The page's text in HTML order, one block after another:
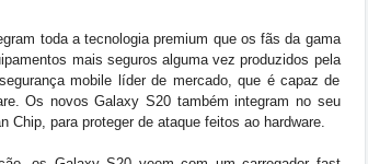
toda a tecnologia premium que os fãs da gama
mais seguros alguma vez produzidos pela
mobile líder de mercado, que é capaz de
Os novos Galaxy S20 também integram no seu
Chip, para proteger de ataque feitos ao hardware.